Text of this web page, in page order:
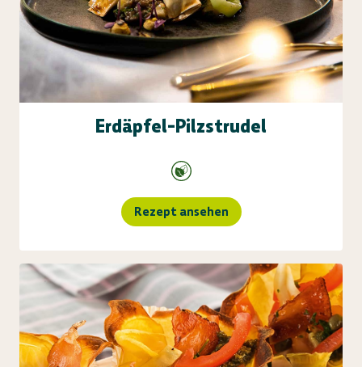
Erdäpfel-Pilzstrudel
Rezept ansehen